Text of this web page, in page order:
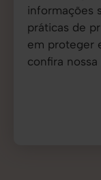
informações
práticas de
em proteger
confira nossa